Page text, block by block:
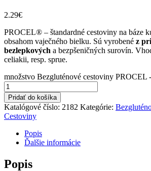
2.29€
PROCEL® – štandardné cestoviny na báze
obsahom vaječného bielku. Sú vyrobené z
bezlepkových a bezpšeničných surovín.
celiakii, resp. sprue.
množstvo Bezgluténové cestoviny PROCEL
Pridať do košíka
Katalógové číslo: 2182 Kategórie:
Cestoviny
Popis
Ďalšie informácie
Popis